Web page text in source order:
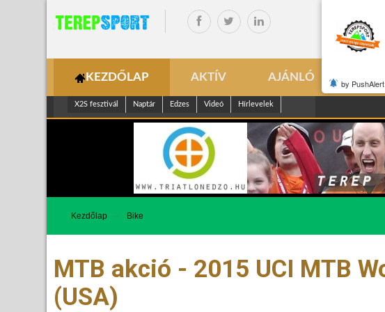
KEZDŐLAP AKTÍV AJÁNLÓ
X2S fesztivál Naptár Edzes Videó Hírlevelek
Kezdőlap Bike
MTB akció - 2015 UCI MTB
(USA)
by PushAlert